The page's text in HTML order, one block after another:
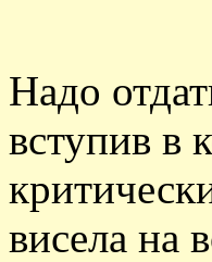
Надо
вступив в
висела на